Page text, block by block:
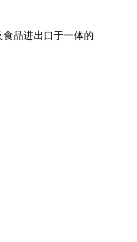
品进出口于一体的